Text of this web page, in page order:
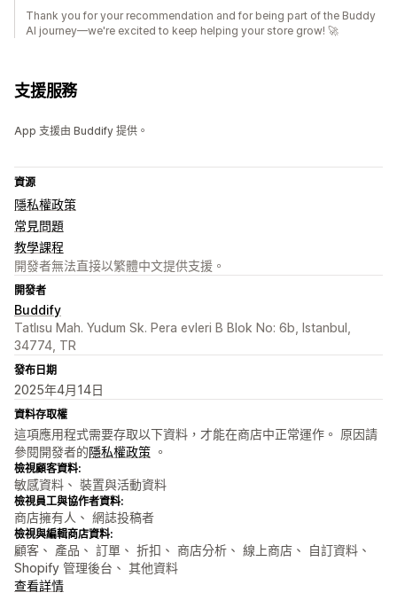
Thank you for your recommendation and for being part of the Buddy
AI journey—we're excited to keep helping your store grow! 🚀
支援服務
App 支援由 Buddify 提供。
資源
隱私權政策
常見問題
教學課程
開發者無法直接以繁體中文提供支援。
開發者
Buddify
Tatlısu Mah. Yudum Sk. Pera evleri B Blok No: 6b, Istanbul,
34774, TR
發布日期
2025年4月14日
資料存取權
這項應用程式需要存取以下資料，才能在商店中正常運作。 原因請
參閱開發者的隱私權政策 。
檢視顧客資料:
敏感資料、 裝置與活動資料
檢視員工與協作者資料:
商店擁有人、 網誌投稿者
檢視與編輯商店資料:
顧客、 產品、 訂單、 折扣、 商店分析、 線上商店、 自訂資料、
Shopify 管理後台、 其他資料
查看詳情